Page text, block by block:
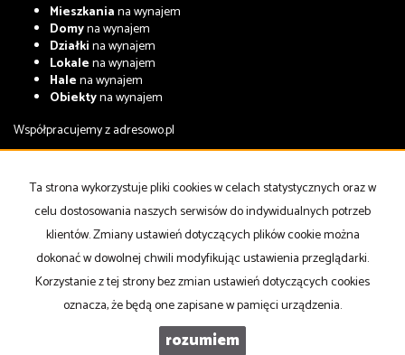
Mieszkaniana wynajem
Domyna wynajem
Działkina wynajem
Lokalena wynajem
Halena wynajem
Obiektyna wynajem
Współpracujemy zadresowo.pl
Domyna sprzedaż
Działkina sprzedaż
Lokalena sprzedaż
Halena sprzedaż
Obiekty na sprzedaż
Strona główna notatnik Kup Sprzedaj Kontakt
2026Program dla biur nieruchomości
Galactica Virgo
Ta strona wykorzystuje pliki cookies w celach statystycznych oraz w
celu dostosowania naszych serwisów do indywidualnych potrzeb
klientów. Zmiany ustawień dotyczących plików cookie można
dokonać w dowolnej chwili modyfikując ustawienia przeglądarki.
Korzystanie z tej strony bez zmian ustawień dotyczących cookies
oznacza, że będą one zapisane w pamięci urządzenia.
rozumiem